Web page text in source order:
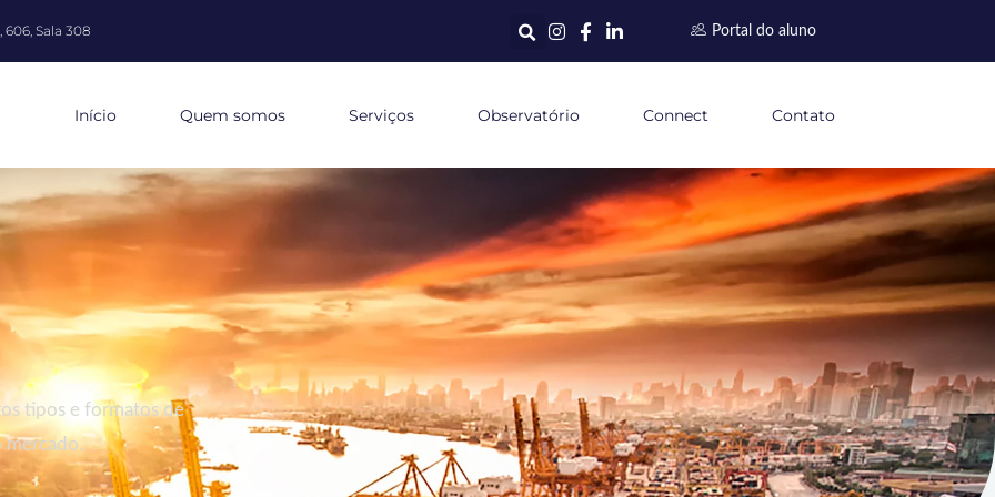
606, Sala 308 Portal do aluno
Início Quem somos Serviços Observatório Connect Contato
tipos e formatos de
mercado.